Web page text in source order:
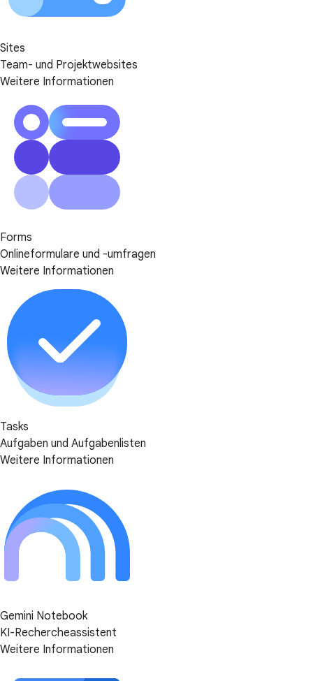
Sites
Team- und Projektwebsites
Weitere Informationen
Forms
Onlineformulare und -umfragen
Weitere Informationen
Tasks
Aufgaben und Aufgabenlisten
Weitere Informationen
Gemini Notebook
KI-Rechercheassistent
Weitere Informationen